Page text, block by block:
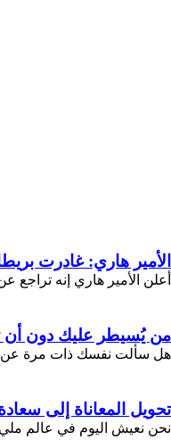
الأمير هاري: غادرت
أعلن الأمير هاري إنه
من يُسيطر عليك دون أن
هل سألت نفسك ذات مرة عن
تحويل المعاناة إلى
نحن نعيش اليوم في عالم